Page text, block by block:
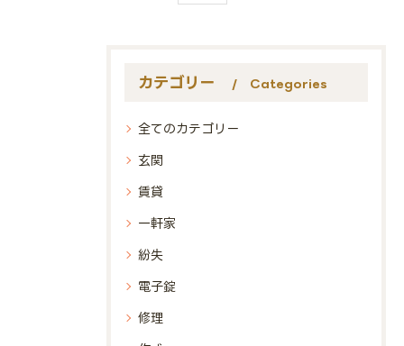
カテゴリー Categories
全てのカテゴリー
玄関
賃貸
一軒家
紛失
電子錠
修理